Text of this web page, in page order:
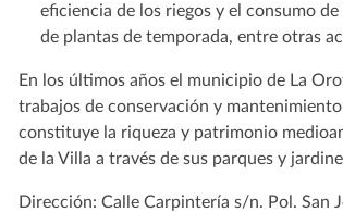
eficiencia de los riegos y el consumo
de plantas de temporada, entre otras
En los últimos años el municipio de La
trabajos de conservación y
constituye la riqueza y patrimonio
de la Villa a través de sus parques y
Dirección: Calle Carpintería s/n. Pol. San